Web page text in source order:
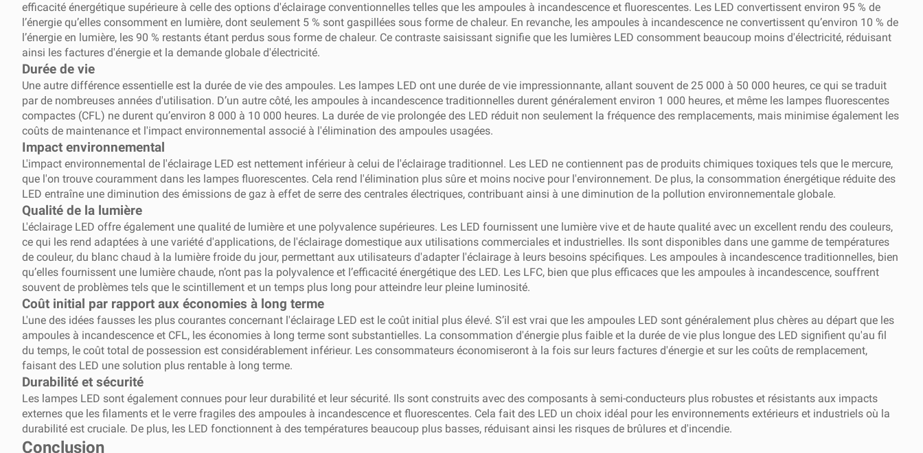
efficacité énergétique supérieure à celle des options d'éclairage conventionnelles telles que les ampoules à incandescence et fluorescentes. Les LED convertissent environ 95 % de
l’énergie qu’elles consomment en lumière, dont seulement 5 % sont gaspillées sous forme de chaleur. En revanche, les ampoules à incandescence ne convertissent qu’environ 10 % de
l’énergie en lumière, les 90 % restants étant perdus sous forme de chaleur. Ce contraste saisissant signifie que les lumières LED consomment beaucoup moins d'électricité, réduisant
ainsi les factures d'énergie et la demande globale d'électricité.
Durée de vie
Une autre différence essentielle est la durée de vie des ampoules. Les lampes LED ont une durée de vie impressionnante, allant souvent de 25 000 à 50 000 heures, ce qui se traduit
par de nombreuses années d'utilisation. D’un autre côté, les ampoules à incandescence traditionnelles durent généralement environ 1 000 heures, et même les lampes fluorescentes
compactes (CFL) ne durent qu’environ 8 000 à 10 000 heures. La durée de vie prolongée des LED réduit non seulement la fréquence des remplacements, mais minimise également les
coûts de maintenance et l'impact environnemental associé à l'élimination des ampoules usagées.
Impact environnemental
L'impact environnemental de l'éclairage LED est nettement inférieur à celui de l'éclairage traditionnel. Les LED ne contiennent pas de produits chimiques toxiques tels que le mercure,
que l'on trouve couramment dans les lampes fluorescentes. Cela rend l'élimination plus sûre et moins nocive pour l'environnement. De plus, la consommation énergétique réduite des
LED entraîne une diminution des émissions de gaz à effet de serre des centrales électriques, contribuant ainsi à une diminution de la pollution environnementale globale.
Qualité de la lumière
L'éclairage LED offre également une qualité de lumière et une polyvalence supérieures. Les LED fournissent une lumière vive et de haute qualité avec un excellent rendu des couleurs,
ce qui les rend adaptées à une variété d'applications, de l'éclairage domestique aux utilisations commerciales et industrielles. Ils sont disponibles dans une gamme de températures
de couleur, du blanc chaud à la lumière froide du jour, permettant aux utilisateurs d'adapter l'éclairage à leurs besoins spécifiques. Les ampoules à incandescence traditionnelles, bien
qu’elles fournissent une lumière chaude, n’ont pas la polyvalence et l’efficacité énergétique des LED. Les LFC, bien que plus efficaces que les ampoules à incandescence, souffrent
souvent de problèmes tels que le scintillement et un temps plus long pour atteindre leur pleine luminosité.
Coût initial par rapport aux économies à long terme
L'une des idées fausses les plus courantes concernant l'éclairage LED est le coût initial plus élevé. S’il est vrai que les ampoules LED sont généralement plus chères au départ que les
ampoules à incandescence et CFL, les économies à long terme sont substantielles. La consommation d'énergie plus faible et la durée de vie plus longue des LED signifient qu'au fil
du temps, le coût total de possession est considérablement inférieur. Les consommateurs économiseront à la fois sur leurs factures d'énergie et sur les coûts de remplacement,
faisant des LED une solution plus rentable à long terme.
Durabilité et sécurité
Les lampes LED sont également connues pour leur durabilité et leur sécurité. Ils sont construits avec des composants à semi-conducteurs plus robustes et résistants aux impacts
externes que les filaments et le verre fragiles des ampoules à incandescence et fluorescentes. Cela fait des LED un choix idéal pour les environnements extérieurs et industriels où la
durabilité est cruciale. De plus, les LED fonctionnent à des températures beaucoup plus basses, réduisant ainsi les risques de brûlures et d'incendie.
Conclusion